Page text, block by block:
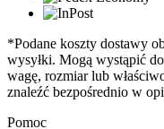
*Podane koszty dostawy
wysyłki. Mogą wystąpić
wagę, rozmiar lub
znaleźć bezpośrednio w
Pomoc